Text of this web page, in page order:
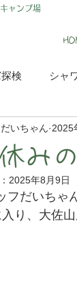
ャンプ場
検 シャ
メディア
み
だいちゃん 2025
2025年8月9日
フだいちゃ
り、大佐